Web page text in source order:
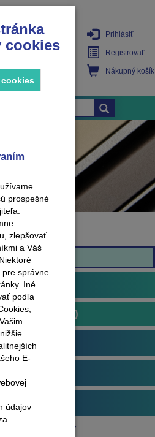
Prihlásiť
Registrovať
Nákupný košík
(vinylové)
podlahy
cookies
prospešné
zlepšovať
a Váš
pre správne
Iné
podľa
E-
údajov